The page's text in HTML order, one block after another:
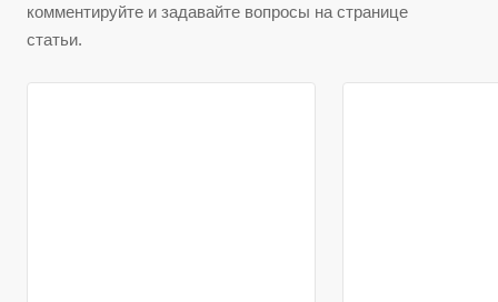
комментируйте и задавайте вопросы на странице
статьи.